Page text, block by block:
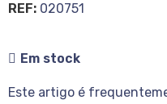
REF: 020751
Em stock
Este artigo é